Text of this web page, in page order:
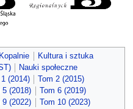
Kopalnie
Kultura i sztuka
Nauki społeczne
1 (2014)
Tom 2 (2015)
5 (2018)
Tom 6 (2019)
9 (2022) Tom 10 (2023)